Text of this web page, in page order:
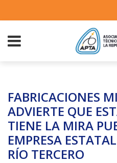
FABRICACIONES
ADVIERTE QUE
TIENE LA MIRA
EMPRESA
RÍO TERCERO